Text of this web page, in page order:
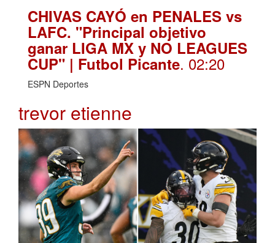
CHIVAS CAYÓ en PENALES vs
LAFC. "Principal objetivo
ganar LIGA MX y NO LEAGUES
CUP" | Futbol Picante. 02:20
ESPN Deportes
trevor etienne